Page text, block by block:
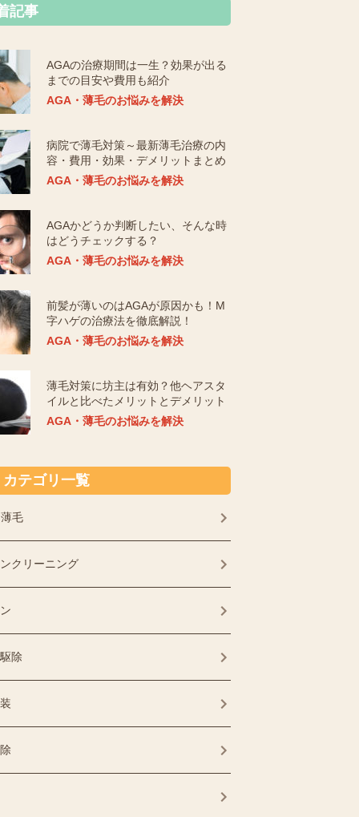
記事
AGAの治療期間は一生？効果が出る
までの目安や費用も紹介
AGA・薄毛のお悩みを解決
病院で薄毛対策～最新薄毛治療の内
容・費用・効果・デメリットまとめ
AGA・薄毛のお悩みを解決
AGAかどうか判断したい、そんな時
はどうチェックする？
AGA・薄毛のお悩みを解決
前髪が薄いのはAGAが原因かも！M
字ハゲの治療法を徹底解説！
AGA・薄毛のお悩みを解決
薄毛対策に坊主は有効？他ヘアスタ
イルと比べたメリットとデメリット
AGA・薄毛のお悩みを解決
カテゴリ一覧
毛
クリーニング
除